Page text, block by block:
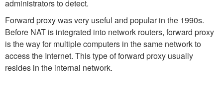
administrators to detect.
Forward proxy was very useful and popular in the 1990s.
Before NAT is integrated into network routers, forward proxy
is the way for multiple computers in the same network to
access the Internet. This type of forward proxy usually
resides in the internal network.